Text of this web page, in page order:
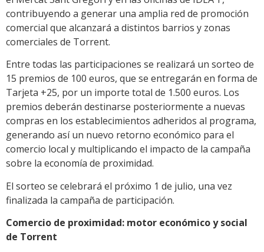
contribuyendo a generar una amplia red de promoción
comercial que alcanzará a distintos barrios y zonas
comerciales de Torrent.
Entre todas las participaciones se realizará un sorteo de
15 premios de 100 euros, que se entregarán en forma de
Tarjeta +25, por un importe total de 1.500 euros. Los
premios deberán destinarse posteriormente a nuevas
compras en los establecimientos adheridos al programa,
generando así un nuevo retorno económico para el
comercio local y multiplicando el impacto de la campaña
sobre la economía de proximidad.
El sorteo se celebrará el próximo 1 de julio, una vez
finalizada la campaña de participación.
Comercio de proximidad: motor económico y social
de Torrent